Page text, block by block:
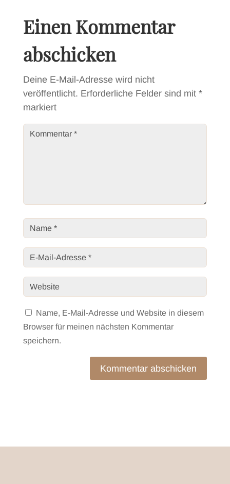
Einen Kommentar
abschicken
Deine E-Mail-Adresse wird nicht
veröffentlicht. Erforderliche Felder sind mit *
markiert
Name, E-Mail-Adresse und Website in diesem
Browser für meinen nächsten Kommentar
speichern.
Kommentar abschicken